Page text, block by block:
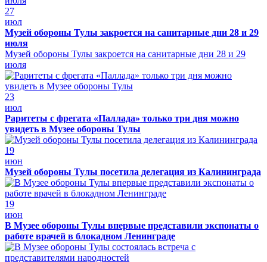
27
июл
Музей обороны Тулы закроется на санитарные дни 28 и 29
июля
Музей обороны Тулы закроется на санитарные дни 28 и 29
июля
23
июл
Раритеты с фрегата «Паллада» только три дня можно
увидеть в Музее обороны Тулы
19
июн
Музей обороны Тулы посетила делегация из Калининграда
19
июн
В Музее обороны Тулы впервые представили экспонаты о
работе врачей в блокадном Ленинграде